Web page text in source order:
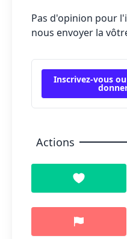
Pas d'opinion pour
nous envoyer la
Inscrivez-vous
Actions